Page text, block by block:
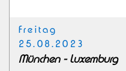
Freitag
25.08.2023
München - Luxemburg